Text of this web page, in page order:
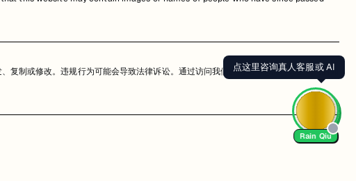
制或修改。违规行为可能会导致法律诉讼。通过访问我们的网站，您同意尊重我们的知
点这里咨询真人客服或 AI
Rain Qiu